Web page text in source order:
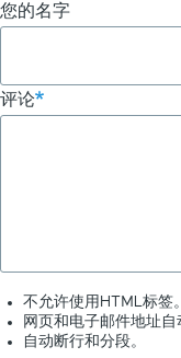
您的名字
评论
不允许使用HTML标签。
网页和电子邮件地址自
自动断行和分段。